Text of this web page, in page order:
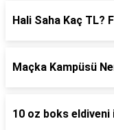
Hali Saha Kaç TL?
Maçka Kampüsü
10 oz boks eldiveni